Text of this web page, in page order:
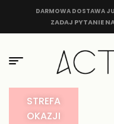
DARMOWA DOSTAWA
ZADAJ PYTANIE
STREFA
OKAZJI